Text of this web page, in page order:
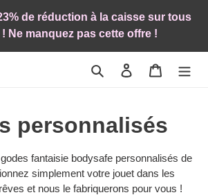
de réduction à la caisse sur tous
! Ne manquez pas cette offre !
RechercherSe connecter
Panier
personnalisés
fantaisie bodysafe personnalisés de
simplement votre jouet dans les
et nous le fabriquerons pour vous !